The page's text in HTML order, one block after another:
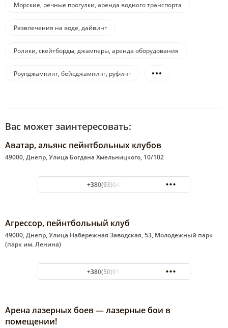
Морские, речные прогулки, аренда водного транспорта
Развлечения на воде, дайвинг
Ролики, скейтборды, джамперы, аренда оборудования
Роупджампинг, бейсджампинг, руфинг
Вас может заинтересовать:
Аватар, альянс пейнтбольных клубов
49000, Днепр, Улица Богдана Хмельницкого, 10/102
+380(93)045-88-88
Агрессор, пейнтбольный клуб
49000, Днепр, Улица Набережная Заводская, 53, Молодежный парк
(парк им. Ленина)
+380(50)917-61-68
Арена лазерных боев — лазерные бои в
помещении!